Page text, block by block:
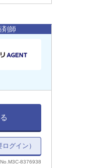
剤師
グイン）
8376938